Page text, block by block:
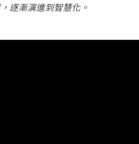
逐漸演進到智慧化。